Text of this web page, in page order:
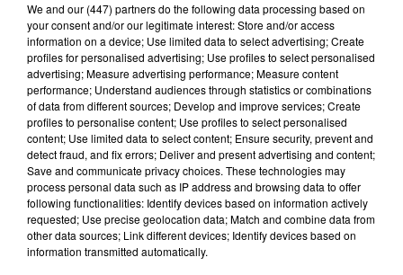
Lecture (1 min 14 sec)
100%
100% Radio l'agenda du sud Tarn
We and our (447) partnersdo the following data processing based on
your consent and/or our legitimate interest: Store and/or access
information on a device; Use limited data to select advertising; Create
profiles for personalised advertising; Use profiles to select personalised
advertising; Measure advertising performance; Measure content
performance; Understand audiences through statistics or combinations
of data from different sources; Develop and improve services; Create
profiles to personalise content; Use profiles to select personalised
content; Use limited data to select content; Ensure security, prevent and
detect fraud, and fix errors; Deliver and present advertising and content;
Save and communicate privacy choices. These technologies may
process personal data such as IP address and browsing data to offer
following functionalities: Identify devices based on information actively
requested; Use precise geolocation data; Match and combine data from
other data sources; Link different devices; Identify devices based on
information transmitted automatically.